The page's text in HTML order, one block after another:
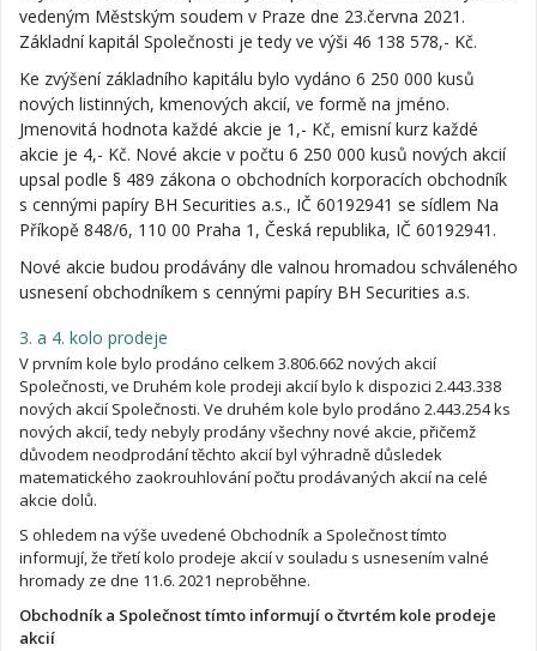
vedeným Městským soudem v Praze dne 23.června 2021.
Základní kapitál Společnosti je tedy ve výši 46 138 578,- Kč.
Ke zvýšení základního kapitálu bylo vydáno 6 250 000 kusů
nových listinných, kmenových akcií, ve formě na jméno.
Jmenovitá hodnota každé akcie je 1,- Kč, emisní kurz každé
akcie je 4,- Kč. Nové akcie v počtu 6 250 000 kusů nových akcií
upsal podle § 489 zákona o obchodních korporacích obchodník
s cennými papíry BH Securities a.s., IČ 60192941 se sídlem Na
Příkopě 848/6, 110 00 Praha 1, Česká republika, IČ 60192941.
Nové akcie budou prodávány dle valnou hromadou schváleného
usnesení obchodníkem s cennými papíry BH Securities a.s.
3. a 4. kolo prodeje
V prvním kole bylo prodáno celkem 3.806.662 nových akcií
Společnosti, ve Druhém kole prodeji akcií bylo k dispozici 2.443.338
nových akcií Společnosti. Ve druhém kole bylo prodáno 2.443.254 ks
nových akcií, tedy nebyly prodány všechny nové akcie, přičemž
důvodem neodprodání těchto akcií byl výhradně důsledek
matematického zaokrouhlování počtu prodávaných akcií na celé
akcie dolů.
S ohledem na výše uvedené Obchodník a Společnost tímto
informují, že třetí kolo prodeje akcií v souladu s usnesením valné
hromady ze dne 11.6. 2021 neproběhne.
Obchodník a Společnost tímto informují o čtvrtém kole prodeje
akcií